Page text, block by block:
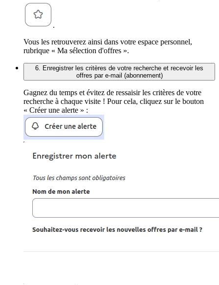
.
Vous les retrouverez ainsi dans votre espace personnel,
rubrique « Ma sélection d'offres ».
6. Enregistrer les critères de votre recherche et recevoir les
offres par e-mail (abonnement)
Gagnez du temps et évitez de ressaisir les critères de votre
recherche à chaque visite ! Pour cela, cliquez sur le bouton
« Créer une alerte » :